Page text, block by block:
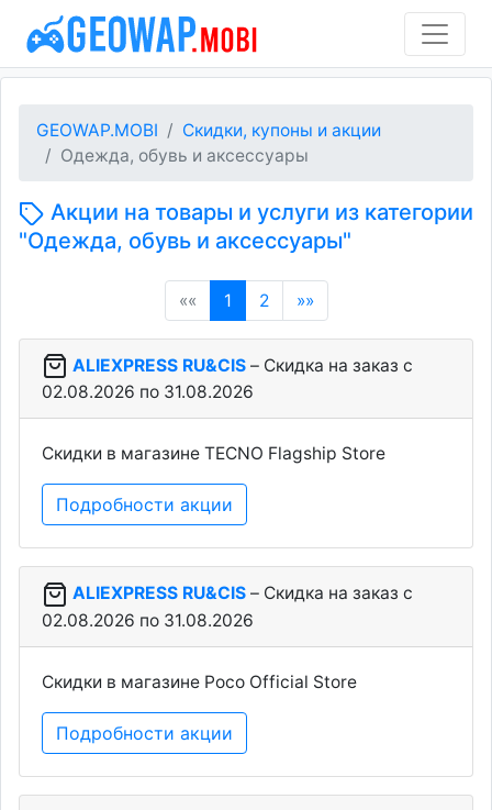
GEOWAP.MOBI
Скидки, купоны и акции
Одежда, обувь и аксессуары
Акции на товары и услуги из категории
"Одежда, обувь и аксессуары"
«« 1(current)
2 »»
ALIEXPRESS RU&CIS – Скидка на заказ c
02.08.2026 по 31.08.2026
Скидки в магазине TECNO Flagship Store
Подробности акции
ALIEXPRESS RU&CIS – Скидка на заказ c
02.08.2026 по 31.08.2026
Скидки в магазине Poco Official Store
Подробности акции